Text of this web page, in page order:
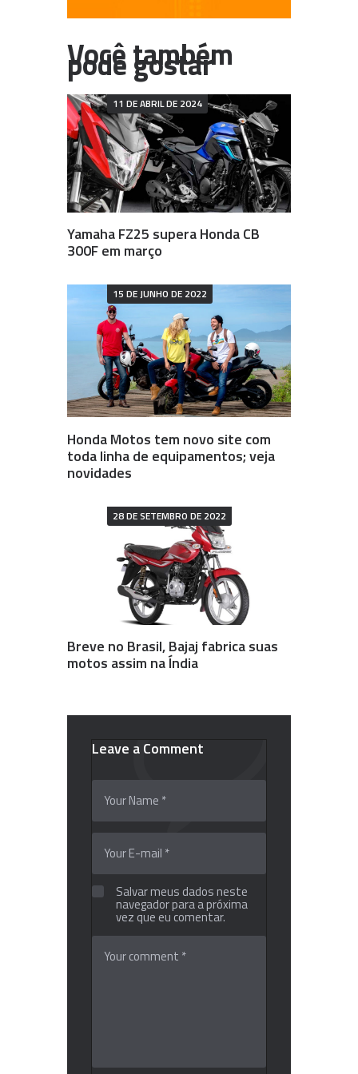
11 DE ABRIL DE 2024
Yamaha FZ25 supera Honda CB
300F em março
15 DE JUNHO DE 2022
Honda Motos tem novo site com
toda linha de equipamentos; veja
novidades
28 DE SETEMBRO DE 2022
Breve no Brasil, Bajaj fabrica suas
motos assim na Índia
Leave a Comment
Salvar meus dados neste
navegador para a próxima
vez que eu comentar.